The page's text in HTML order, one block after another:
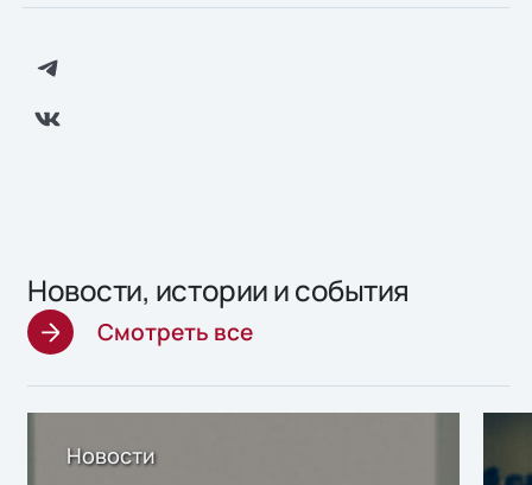
Новости, истории и события
Смотреть все
Новости